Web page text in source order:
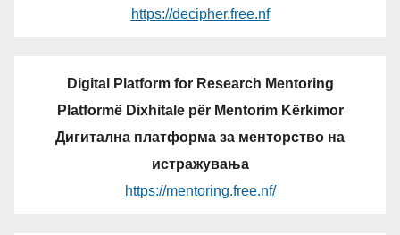
https://decipher.free.nf
Digital Platform for Research Mentoring
Platformë Dixhitale për Mentorim Kërkimor
Дигитална платформа за менторство на
истражувања
https://mentoring.free.nf/